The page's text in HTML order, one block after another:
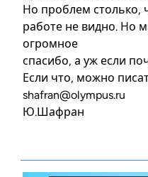
Но проблем столько,
работе не видно. Но
огромное
спасибо, а уж если
Если что, можно
shafran@olympus.ru
Ю.Шафран